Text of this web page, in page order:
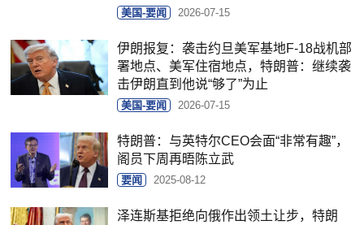
美国-要闻 2026-07-15
伊朗报复：袭击约旦美军基地F-18战机部
署地点、美军住宿地点，特朗普：继续袭
击伊朗直到他说“够了”为止
美国-要闻 2026-07-15
特朗普：与英特尔CEO会面“非常有趣”，
阁员下周再晤陈立武
要闻 2025-08-12
泽连斯基拒绝向俄作出领土让步，特朗